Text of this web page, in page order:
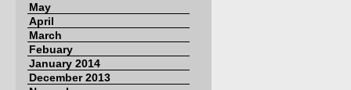
May
April
March
Febuary
January 2014
December 2013